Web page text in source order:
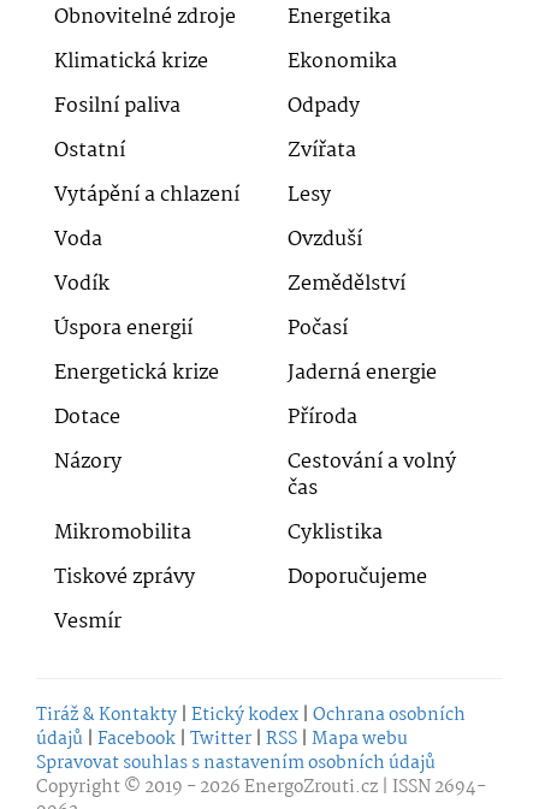
Obnovitelné zdroje
Energetika
Klimatická krize
Ekonomika
Fosilní paliva
Odpady
Ostatní
Zvířata
Vytápění a chlazení
Lesy
Voda
Ovzduší
Vodík
Zemědělství
Úspora energií
Počasí
Energetická krize
Jaderná energie
Dotace
Příroda
Názory
Cestování a volný
čas
Mikromobilita
Cyklistika
Tiskové zprávy
Doporučujeme
Vesmír
Tiráž & Kontakty | Etický kodex | Ochrana osobních
údajů | Facebook | Twitter | RSS | Mapa webu
Spravovat souhlas s nastavením osobních údajů
Copyright © 2019 - 2026EnergoZrouti.cz | ISSN 2694-